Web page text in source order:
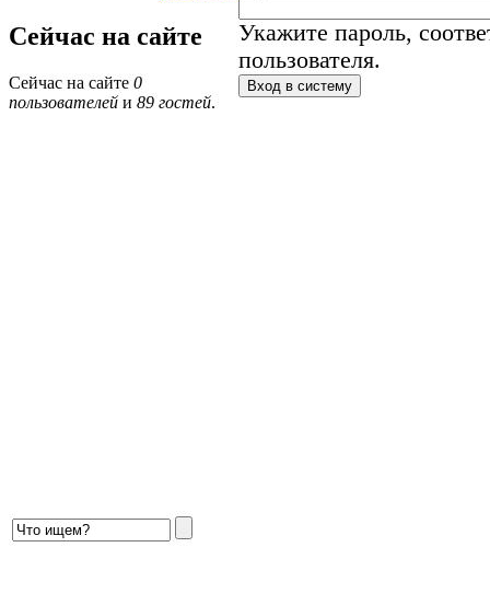
Сейчас на сайте
Сейчас на сайте 0
пользователей и 89 гостей.
Укажите пароль,
пользователя.